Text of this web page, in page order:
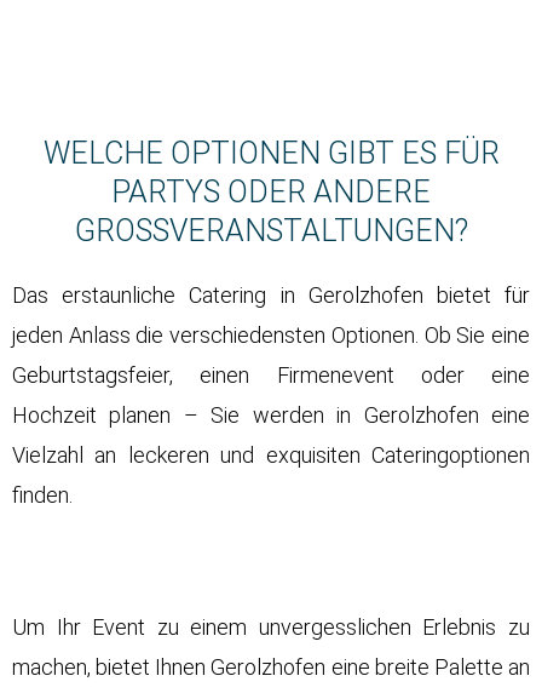
WELCHE OPTIONEN GIBT ES FÜR
PARTYS ODER ANDERE
GROSSVERANSTALTUNGEN?
Das erstaunliche Catering in Gerolzhofen bietet für
jeden Anlass die verschiedensten Optionen. Ob Sie eine
Geburtstagsfeier, einen Firmenevent oder eine
Hochzeit planen – Sie werden in Gerolzhofen eine
Vielzahl an leckeren und exquisiten Cateringoptionen
finden.
Um Ihr Event zu einem unvergesslichen Erlebnis zu
machen, bietet Ihnen Gerolzhofen eine breite Palette an